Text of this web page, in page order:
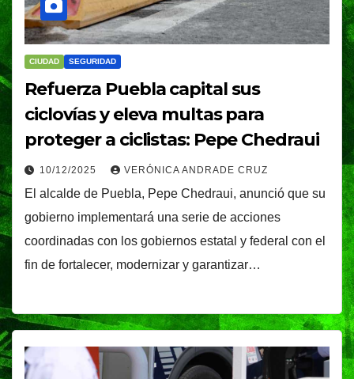
CIUDAD SEGURIDAD
Refuerza Puebla capital sus
ciclovías y eleva multas para
proteger a ciclistas: Pepe Chedraui
10/12/2025 VERÓNICA ANDRADE CRUZ
El alcalde de Puebla, Pepe Chedraui, anunció que su
gobierno implementará una serie de acciones
coordinadas con los gobiernos estatal y federal con el
fin de fortalecer, modernizar y garantizar…